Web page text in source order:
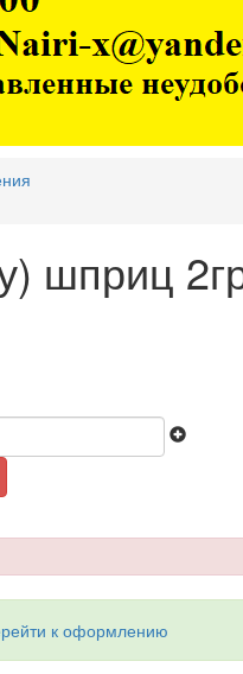
шприц
к оформлению